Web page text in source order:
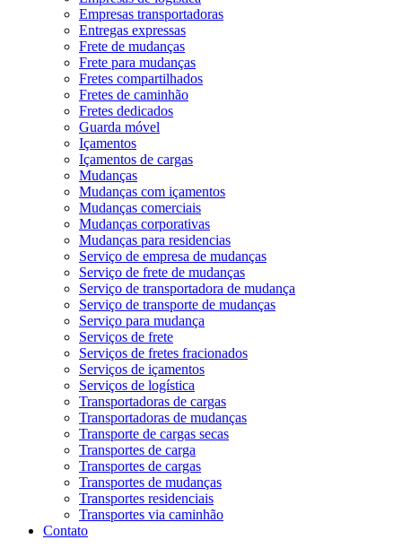
Empresas transportadoras
Entregas expressas
Frete de mudanças
Frete para mudanças
Fretes compartilhados
Fretes de caminhão
Fretes dedicados
Guarda móvel
Içamentos
Içamentos de cargas
Mudanças
Mudanças com içamentos
Mudanças comerciais
Mudanças corporativas
Mudanças para residencias
Serviço de empresa de mudanças
Serviço de frete de mudanças
Serviço de transportadora de mudança
Serviço de transporte de mudanças
Serviço para mudança
Serviços de frete
Serviços de fretes fracionados
Serviços de içamentos
Serviços de logística
Transportadoras de cargas
Transportadoras de mudanças
Transporte de cargas secas
Transportes de carga
Transportes de cargas
Transportes de mudanças
Transportes residenciais
Transportes via caminhão
Contato